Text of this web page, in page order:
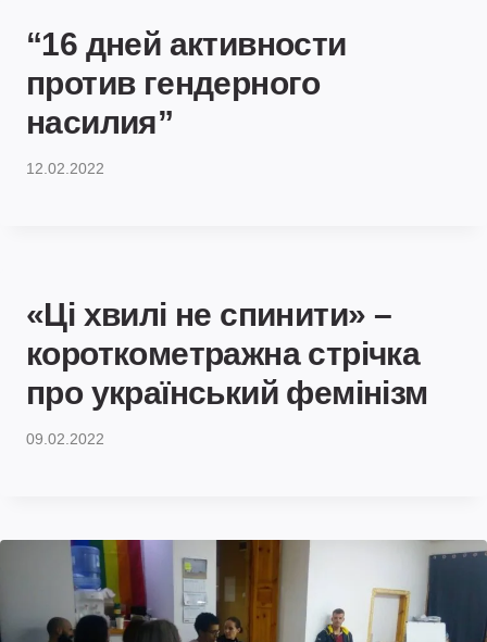
“16 дней активности
против гендерного
насилия”
12.02.2022
«Ці хвилі не спинити» –
короткометражна стрічка
про український фемінізм
09.02.2022